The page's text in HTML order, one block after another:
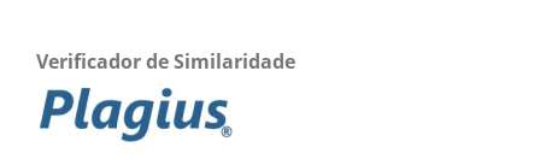
Verificador de Similaridade